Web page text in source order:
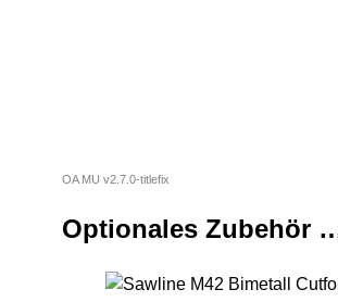
Optionales Zubehör